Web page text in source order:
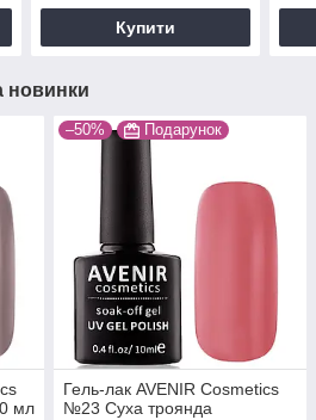
Купити
новинки
мл
–50% Подарунок
Гель-лак AVENIR Cosmetics
№23 Суха троянда